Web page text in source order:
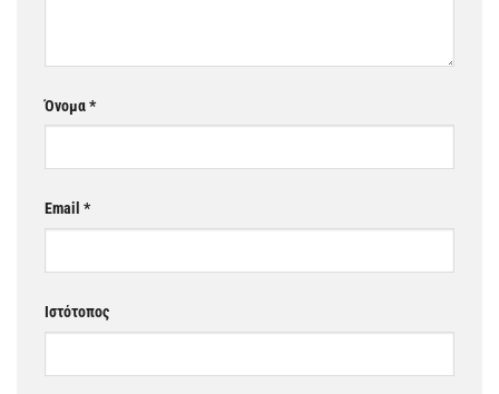
Όνομα*
Email *
Ιστότοπος